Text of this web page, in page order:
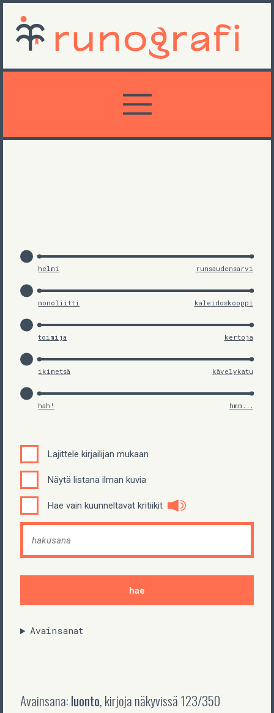
Avainsana:luonto, kirjoja näkyvissä123/350
helmi runsaudensarvi
monoliitti kaleidoskooppi
toimija kertoja
ikimetsä kävelykatu
hah! hmm...
Lajittele kirjailijan mukaan
Näytä listana ilman kuvia
Hae vain kuunneltavat kritiikit
Avainsanat